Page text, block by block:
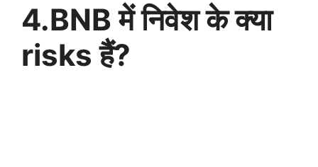
4.BNB में निवेश के क्या
risks हैं?